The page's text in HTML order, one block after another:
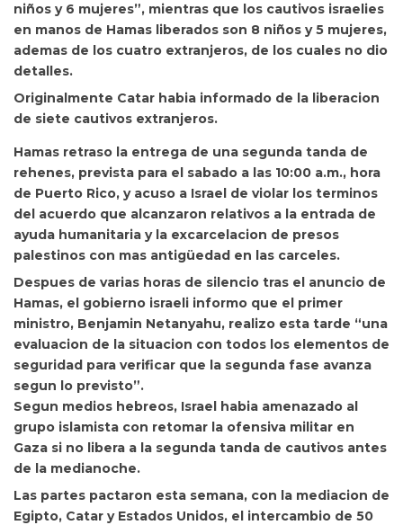
niños y 6 mujeres”, mientras que los cautivos israelies
en manos de Hamas liberados son 8 niños y 5 mujeres,
ademas de los cuatro extranjeros, de los cuales no dio
detalles.
Originalmente Catar habia informado de la liberacion
de siete cautivos extranjeros.
Hamas retraso la entrega de una segunda tanda de
rehenes, prevista para el sabado a las 10:00 a.m., hora
de Puerto Rico, y acuso a Israel de violar los terminos
del acuerdo que alcanzaron relativos a la entrada de
ayuda humanitaria y la excarcelacion de presos
palestinos con mas antigüedad en las carceles.
Despues de varias horas de silencio tras el anuncio de
Hamas, el gobierno israeli informo que el primer
ministro, Benjamin Netanyahu, realizo esta tarde “una
evaluacion de la situacion con todos los elementos de
seguridad para verificar que la segunda fase avanza
segun lo previsto”.
Segun medios hebreos, Israel habia amenazado al
grupo islamista con retomar la ofensiva militar en
Gaza si no libera a la segunda tanda de cautivos antes
de la medianoche.
Las partes pactaron esta semana, con la mediacion de
Egipto, Catar y Estados Unidos, el intercambio de 50